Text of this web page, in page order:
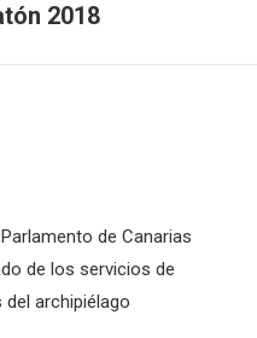
2018
de Canarias
de los servicios de
archipiélago